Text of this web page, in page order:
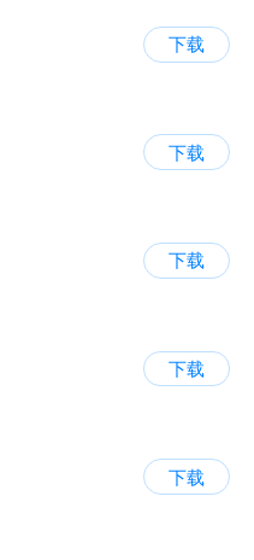
下载
下载
下载
下载
下载